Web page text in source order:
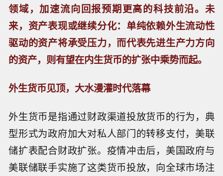
领域，加速流向回报预期更高的科技前沿。未
来，资产表现或继续分化：单纯依赖外生流动性
驱动的资产将承受压力，而代表先进生产力方向
的资产，则有望在内生货币的扩张中乘势而起。
外生货币见顶，大水漫灌时代落幕
外生货币是指通过财政渠道投放货币的行为，典
型形式为政府加大对私人部门的转移支付，美联
储扩表配合财政扩张。疫情冲击后，美国政府与
美联储联手实施了这类货币投放，向全球市场注